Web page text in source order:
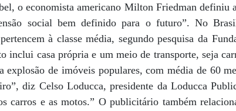
o economista americano Milton Friedman definiu
social bem definido para o futuro”. No
à classe média, segundo pesquisa da
inclui casa própria e um meio de transporte, seja
explosão de imóveis populares, com média de 60
diz Celso Loducca, presidente da Loducca
carros e as motos.” O publicitário também